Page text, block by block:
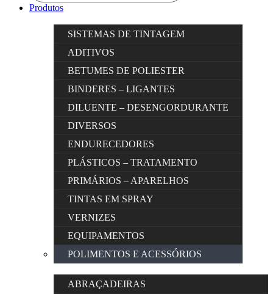
Produtos
SISTEMAS DE TINTAGEM
ADITIVOS
BETUMES DE POLIESTER
BINDERES – LIGANTES
DILUENTE – DESENGORDURANTE
DIVERSOS
ENDURECEDORES
PLÁSTICOS – TRATAMENTO
PRIMÁRIOS – APARELHOS
TINTAS EM SPRAY
VERNIZES
EQUIPAMENTOS
POLIMENTOS E ACESSÓRIOS
ABRAÇADEIRAS